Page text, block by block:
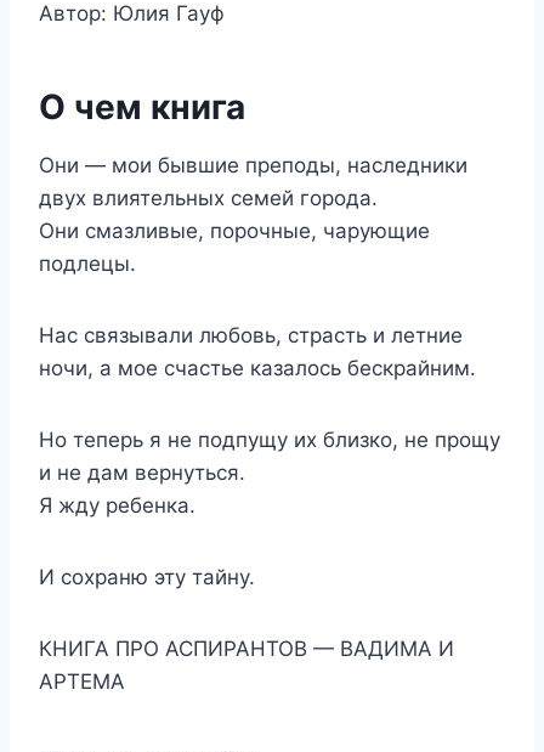
Автор: Юлия Гауф
О чем книга
Они — мои бывшие преподы, наследники
двух влиятельных семей города.
Они смазливые, порочные, чарующие
подлецы.
Нас связывали любовь, страсть и летние
ночи, а мое счастье казалось бескрайним.
Но теперь я не подпущу их близко, не прощу
и не дам вернуться.
Я жду ребенка.
И сохраню эту тайну.
КНИГА ПРО АСПИРАНТОВ — ВАДИМА И
АРТЕМА